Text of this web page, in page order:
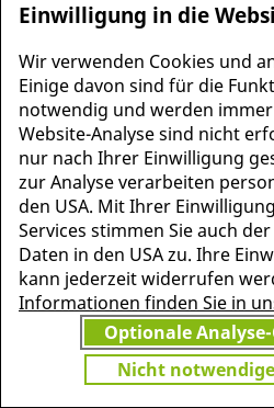
bes­sern sich die
MEHR INFORMATIONEN
ZU PSCHYREMBEL
Einwilligung in die
Wir verwenden Cookies und
Einige davon sind für die
notwendig und werden
Website-Analyse sind nicht
nur nach Ihrer Einwilligung
zur Analyse verarbeiten
den USA. Mit Ihrer
Services stimmen Sie auch
Daten in den USA zu. Ihre
kann jederzeit widerrufen
Informationen finden Sie in
Optionale
Nicht